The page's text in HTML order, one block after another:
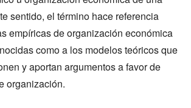
sentido, el término hace referencia
empíricas de organización económica
como a los modelos teóricos que
y aportan argumentos a favor de
organización.